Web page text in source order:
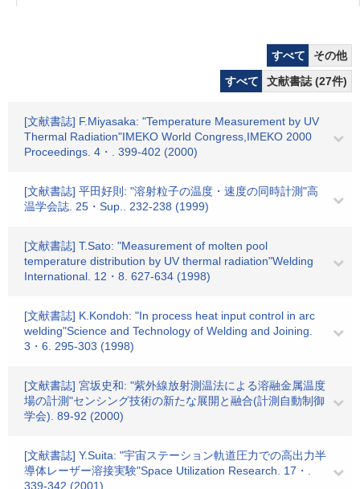
すべて
その他
すべて
文献書誌 (27件)
[文献書誌] F.Miyasaka: "Temperature Measurement by UV
Thermal Radiation"IMEKO World Congress,IMEKO 2000
Proceedings. 4・. 399-402 (2000)
[文献書誌] 平田好則: "溶射粒子の温度・速度の同時計測"高
温学会誌. 25・Sup.. 232-238 (1999)
[文献書誌] T.Sato: "Measurement of molten pool
temperature distribution by UV thermal radiation"Welding
International. 12・8. 627-634 (1998)
[文献書誌] K.Kondoh: "In process heat input control in arc
welding"Science and Technology of Welding and Joining.
3・6. 295-303 (1998)
[文献書誌] 宮坂史和: "紫外線放射測温法による溶融金属温度
場の計測"センシング技術の新たな展開と融合(計測自動制御
学会). 89-92 (2000)
[文献書誌] Y.Suita: "宇宙ステーション軌道圧力での高出力半
導体レーザー溶接実験"Space Utilization Research. 17・.
339-342 (2001)